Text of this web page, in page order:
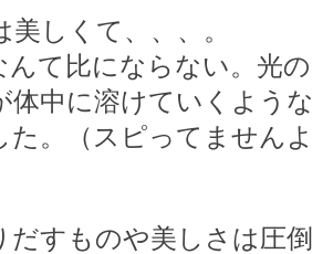
しくて、、、。
んて比にならない。光の
体中に溶けていくような
た。（スピってませんよ
だすものや美しさは圧倒